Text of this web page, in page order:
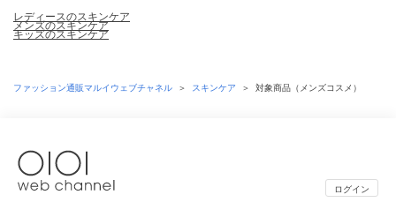
レディースのスキンケア
メンズのスキンケア
キッズのスキンケア
ファッション通販マルイウェブチャネル ＞ スキンケア ＞ 対象商品（メンズコスメ）
ログイン